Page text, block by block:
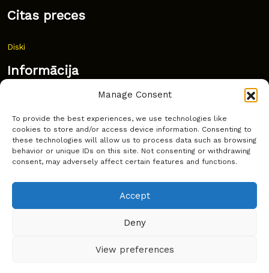
Manage Consent
To provide the best experiences, we use technologies like
cookies to store and/or access device information. Consenting to
these technologies will allow us to process data such as browsing
behavior or unique IDs on this site. Not consenting or withdrawing
consent, may adversely affect certain features and functions.
Accept
Deny
View preferences
Citas preces
Diski
Informācija
Bieži uzdoti jautājumi
Kur pirkt?
Sīkdatņu politika
Copyright © Latakko 2024